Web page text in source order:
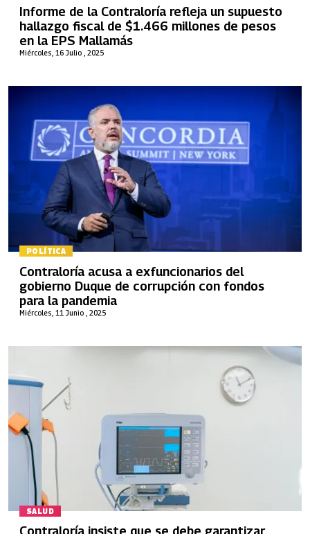
Miércoles, 16 Julio , 2025
Informe de la Contraloría refleja un supuesto
hallazgo fiscal de $1.466 millones de pesos
en la EPS Mallamás
POLÍTICA
Miércoles, 11 Junio , 2025
Contraloría acusa a exfuncionarios del
gobierno Duque de corrupción con fondos
para la pandemia
SALUD
Contraloría insiste que se debe garantizar